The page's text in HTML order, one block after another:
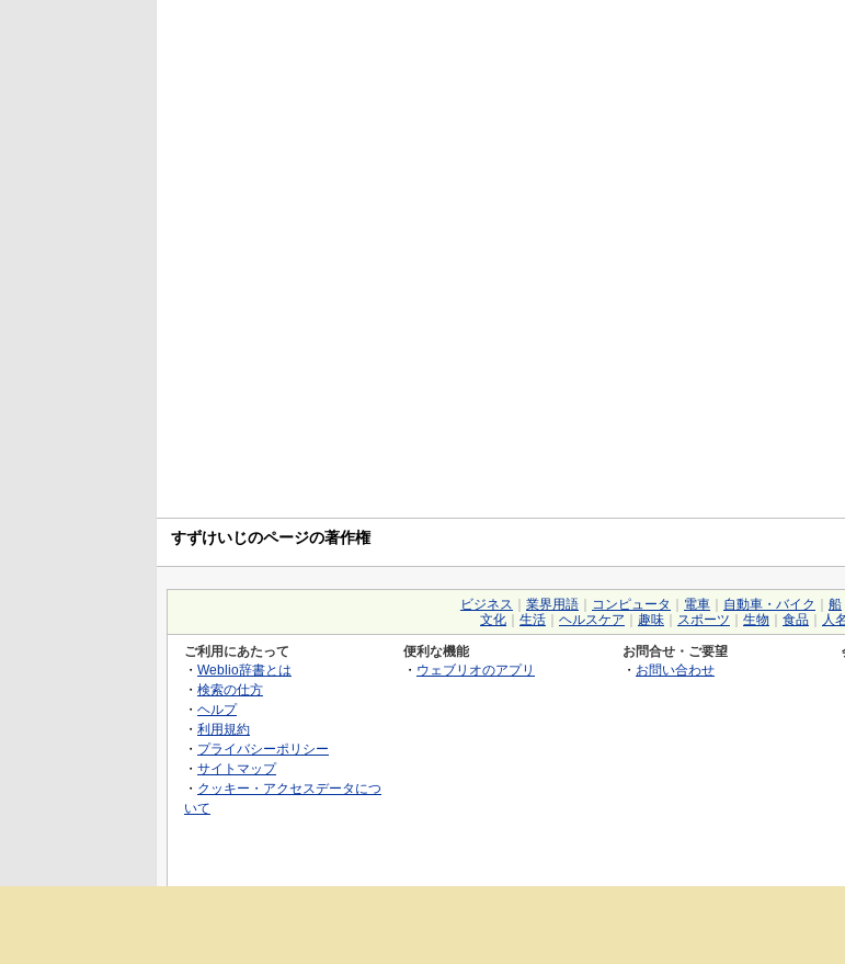
すずけいじのページの著作権
ビジネス 業界用語 コンピュータ 電車 自動車・バイク 船
文化
生活 ヘルスケア 趣味 スポーツ 生物 食品 人名
ご利用にあたって
・ Weblio辞書とは
・ 検索の仕方
・ ヘルプ
・ 利用規約
・ プライバシーポリシー
・ サイトマップ
・ クッキー・アクセスデータにつ
いて
便利な機能
・ ウェブリオのアプリ
お問合せ・ご要望
・ お問い合わせ